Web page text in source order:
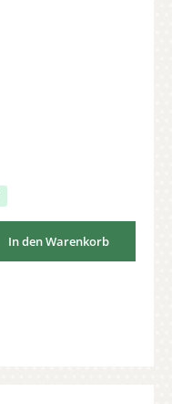
In den Warenkorb